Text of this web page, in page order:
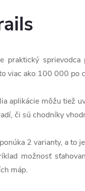
praktický
viac ako 100 000 po
aplikácie môžu tiež
či sú chodníky
2 varianty, a to
možnosť
máp.